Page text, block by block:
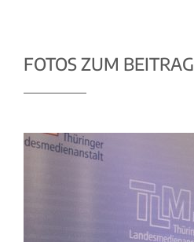
FOTOS ZUM BEITRAG